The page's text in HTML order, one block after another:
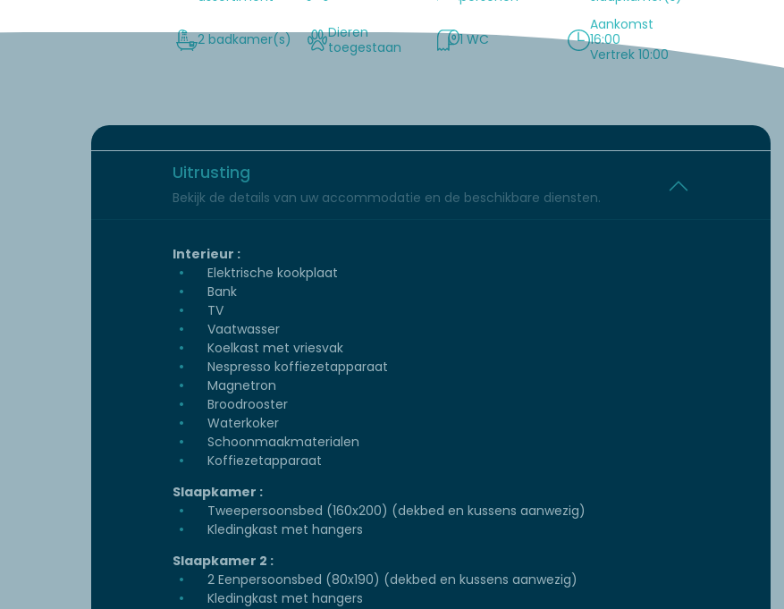
2 badkamer(s)
Dieren
toegestaan
1 WC
Aankomst
16:00
Vertrek 10:00
Uitrusting
Bekijk de details van uw accommodatie en de beschikbare diensten.
Interieur :
Elektrische kookplaat
Bank
TV
Vaatwasser
Koelkast met vriesvak
Nespresso koffiezetapparaat
Magnetron
Broodrooster
Waterkoker
Schoonmaakmaterialen
Koffiezetapparaat
Slaapkamer :
Tweepersoonsbed (160x200) (dekbed en kussens aanwezig)
Kledingkast met hangers
Slaapkamer 2 :
2 Eenpersoonsbed (80x190) (dekbed en kussens aanwezig)
Kledingkast met hangers